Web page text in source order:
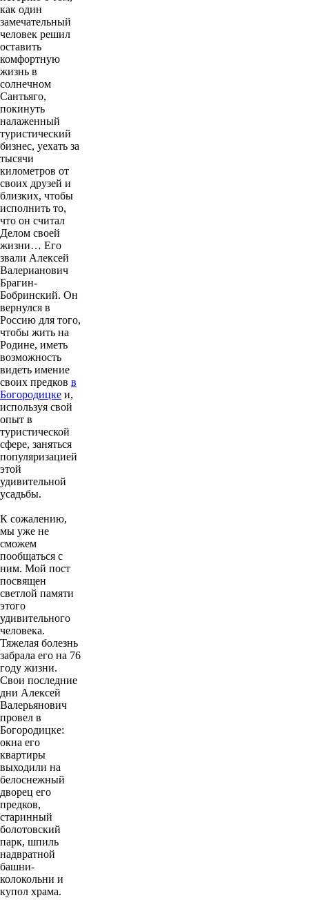
как один
замечательный
человек решил
оставить
комфортную
жизнь в
солнечном
Сантьяго,
покинуть
налаженный
туристический
бизнес, уехать за
тысячи
километров от
своих друзей и
близких, чтобы
исполнить то,
что он считал
Делом своей
жизни… Его
звали Алексей
Валерианович
Брагин-
Бобринский. Он
вернулся в
Россию для того,
чтобы жить на
Родине, иметь
возможность
видеть имение
своих предков в
Богородицке и,
используя свой
опыт в
туристической
сфере, заняться
популяризацией
этой
удивительной
усадьбы.
К сожалению,
мы уже не
сможем
пообщаться с
ним. Мой пост
посвящен
светлой памяти
этого
удивительного
человека.
Тяжелая болезнь
забрала его на 76
году жизни.
Свои последние
дни Алексей
Валерьянович
провел в
Богородицке:
окна его
квартиры
выходили на
белоснежный
дворец его
предков,
старинный
болотовский
парк, шпиль
надвратной
башни-
колокольни и
купол храма.